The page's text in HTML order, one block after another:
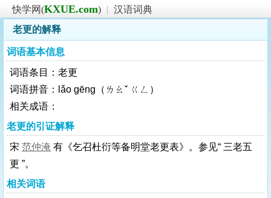
快学网(KXUE.com) | 汉语词典
老更的解释
词语基本信息
词语条目：老更
词语拼音：lǎo gēng（ㄌㄠˇ ㄍㄥ）
相关成语：
老更的引证解释
宋 范仲淹 有《乞召杜衍等备明堂老更表》。参见“ 三老五
更 ”。
相关词语